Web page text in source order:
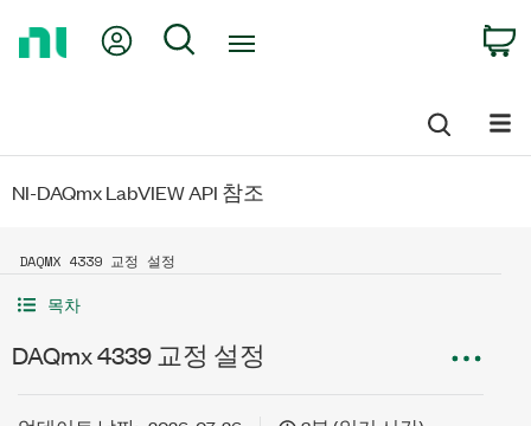
My Account
Search
NI-DAQmx LabVIEW API 참조
DAQMX 4339 교정 설정
목차
DAQmx 4339 교정 설정